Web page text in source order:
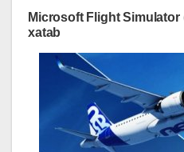
Microsoft Flight Simulator
xatab